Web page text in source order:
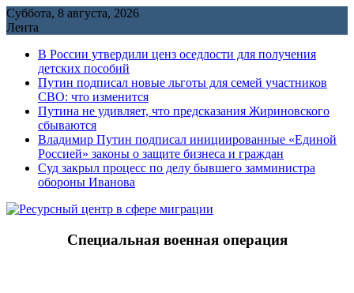
Перейти
к
Суббота, 8 августа, 2026
Лента
В России утвердили ценз оседлости для получения
детских пособий
Путин подписал новые льготы для семей участников
СВО: что изменится
Путина не удивляет, что предсказания Жириновского
сбываются
Владимир Путин подписал инициированные «Единой
Россией» законы о защите бизнеса и граждан
Cуд закрыл процесс по делу бывшего замминистра
обороны Иванова
Специальная военная операция